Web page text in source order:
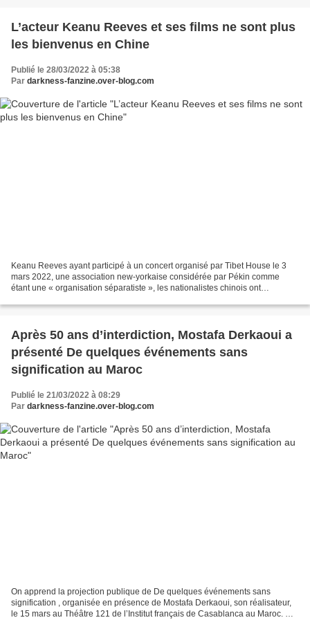
L’acteur Keanu Reeves et ses films ne sont plus
les bienvenus en Chine
Publié le 28/03/2022 à 05:38
Par darkness-fanzine.over-blog.com
Keanu Reeves ayant participé à un concert organisé par Tibet House le 3
mars 2022, une association new-yorkaise considérée par Pékin comme
étant une « organisation séparatiste », les nationalistes chinois ont
Après 50 ans d’interdiction, Mostafa Derkaoui a
présenté De quelques événements sans
signification au Maroc
Publié le 21/03/2022 à 08:29
Par darkness-fanzine.over-blog.com
On apprend la projection publique de De quelques événements sans
signification , organisée en présence de Mostafa Derkaoui, son réalisateur,
le 15 mars au Théâtre 121 de l’Institut français de Casablanca au Maroc. Mi-